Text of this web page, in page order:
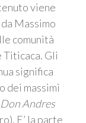
viene
Massimo
comunità
Titicaca. Gli
significa
dei massimi
Don Andres
E’ la parte